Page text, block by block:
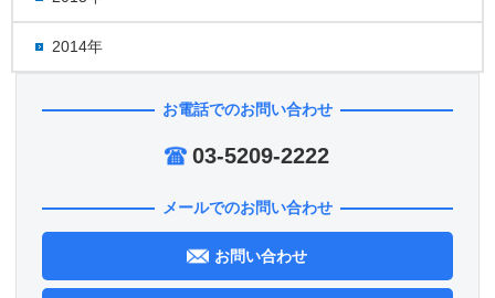
2014年
お電話でのお問い合わせ
03-5209-2222
メールでのお問い合わせ
お問い合わせ